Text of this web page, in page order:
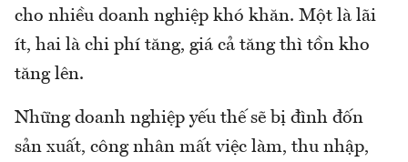
cho nhiều doanh nghiệp khó khăn. Một là lãi
ít, hai là chi phí tăng, giá cả tăng thì tồn kho
tăng lên.
Những doanh nghiệp yếu thế sẽ bị đình đốn
sản xuất, công nhân mất việc làm, thu nhập,